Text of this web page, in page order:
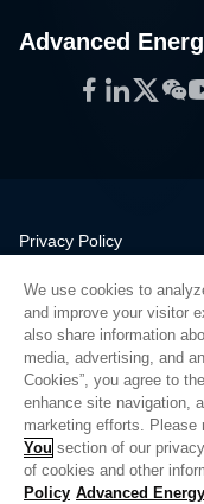
Advanced
Facebook
Privacy Policy
Quality
Sitemap
Supplier Portal
UK Modern Slavery Act
Privacy Preferences
Do Not Sell or Share
We use cookies to
and improve your visitor
also share information
media, advertising, and
Cookies”, you agree to
enhance site navigation,
marketing efforts. Please
You section of our
of cookies and other
Policy Advanced